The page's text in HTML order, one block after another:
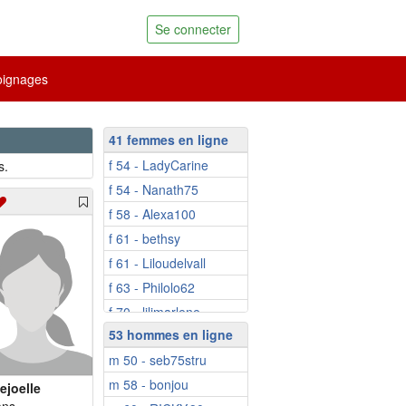
Se connecter
41 femmes en ligne
f 54 - LadyCarine
f 54 - Nanath75
f 58 - Alexa100
f 61 - bethsy
f 61 - Liloudelvall
f 63 - Philolo62
f 70 - lilimarlene
f 70 - Niicole
f 73 - Augustine1
f 73 - marie-jose84
53 hommes en ligne
m 50 - seb75stru
m 58 - bonjou